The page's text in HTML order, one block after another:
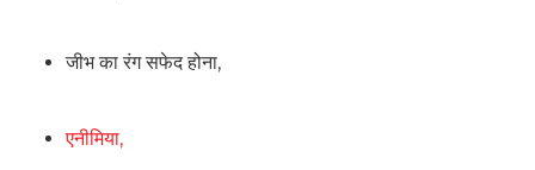
जीभ का रंग सफेद होना,
एनीमिया,